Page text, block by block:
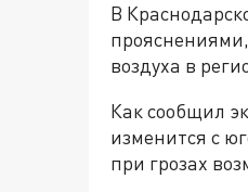
В
воздуха в
Как сообщил
изменится с
при грозах